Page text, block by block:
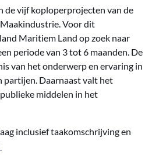
de vijf koploperprojecten van de
Voor dit
Maritiem Land op zoek naar
periode van 3 tot 6 maanden. De
van het onderwerp en ervaring in
partijen. Daarnaast valt het
middelen in het
inclusief taakomschrijving en